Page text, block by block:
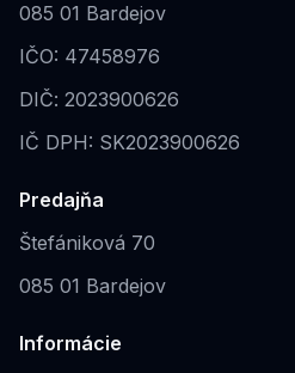
085 01 Bardejov
IČO: 47458976
DIČ: 2023900626
IČ DPH: SK2023900626
Predajňa
Štefániková 70
085 01 Bardejov
Informácie